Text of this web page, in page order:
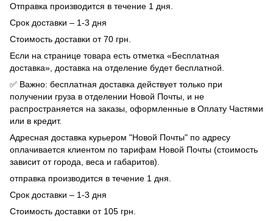
Отправка производится в течение 1 дня.
Срок доставки – 1-3 дня
Стоимость доставки от 70 грн.
Если на странице товара есть отметка «Бесплатная
доставка», доставка на отделение будет бесплатной.
✅ Важно: бесплатная доставка действует только при
получении груза в отделении Новой Почты, и не
распространяется на заказы, оформленные в Оплату Частями
или в кредит.
Адресная доставка курьером "Новой Почты" по адресу
оплачивается клиентом по тарифам Новой Почты (стоимость
зависит от города, веса и габаритов).
отправка производится в течение 1 дня.
Срок доставки – 1-3 дня
Стоимость доставки от 105 грн.